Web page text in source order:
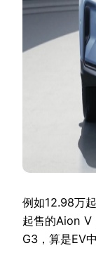
例如12.98万
起售的Aion V
G3，算是EV